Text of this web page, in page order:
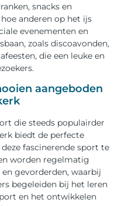
snacks en
anderen op het ijs
evenementen en
zoals discoavonden,
die een leuke en
aangeboden
die steeds populairder
biedt de perfecte
fascinerende sport te
worden regelmatig
gevorderden, waarbij
begeleiden bij het leren
en het ontwikkelen